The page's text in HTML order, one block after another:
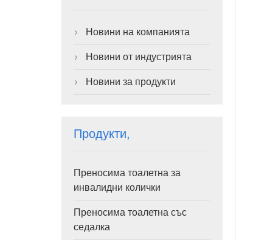
 Новини на компанията
 Новини от индустрията
 Новини за продукти
Продукти,
Преносима тоалетна за
инвалидни колички
Преносима тоалетна със
седалка